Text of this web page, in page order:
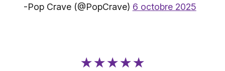
-Pop Crave (@PopCrave) 6 octobre 2025
★★★★★